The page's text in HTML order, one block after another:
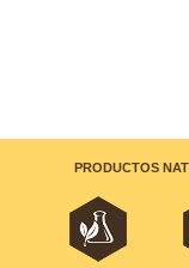
PRODUCTOS